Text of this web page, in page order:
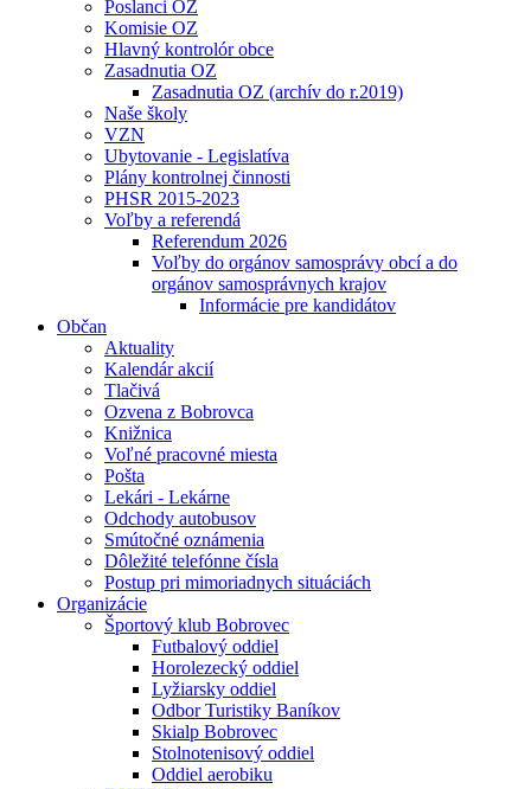
Poslanci OZ
Komisie OZ
Hlavný kontrolór obce
Zasadnutia OZ
Zasadnutia OZ (archív do r.2019)
Naše školy
VZN
Ubytovanie - Legislatíva
Plány kontrolnej činnosti
PHSR 2015-2023
Voľby a referendá
Referendum 2026
Voľby do orgánov samosprávy obcí a do
orgánov samosprávnych krajov
Informácie pre kandidátov
Občan
Aktuality
Kalendár akcií
Tlačivá
Ozvena z Bobrovca
Knižnica
Voľné pracovné miesta
Pošta
Lekári - Lekárne
Odchody autobusov
Smútočné oznámenia
Dôležité telefónne čísla
Postup pri mimoriadnych situáciách
Organizácie
Športový klub Bobrovec
Futbalový oddiel
Horolezecký oddiel
Lyžiarsky oddiel
Odbor Turistiky Baníkov
Skialp Bobrovec
Stolnotenisový oddiel
Oddiel aerobiku